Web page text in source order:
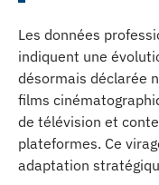
Les données
indiquent une
désormais déclarée
films
de télévision et
plateformes. Ce
adaptation